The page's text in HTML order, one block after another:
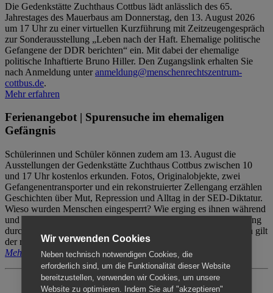
Die Gedenkstätte Zuchthaus Cottbus lädt anlässlich des 65.
Jahrestages des Mauerbaus am Donnerstag, den 13. August 2026
um 17 Uhr zu einer virtuellen Kurzführung mit Zeitzeugengespräch
zur Sonderausstellung „Leben nach der Haft. Ehemalige politische
Gefangene der DDR berichten“ ein. Mit dabei der ehemalige
politische Inhaftierte Bruno Hiller. Den Zugangslink erhalten Sie
nach Anmeldung unteranmeldung@menschenrechtszentrum-
cottbus.de.
Mehr erfahren
Ferienangebot | Spurensuche im ehemaligen
Gefängnis
Schülerinnen und Schüler können zudem am 13. August die
Ausstellungen der Gedenkstätte Zuchthaus Cottbus zwischen 10
und 17 Uhr kostenlos erkunden. Fotos, Originalobjekte, zwei
Gefangenentransporter und ein rekonstruierter Zellengang erzählen
Geschichten über Mut, Repression und Alltag in der SED-Diktatur.
Wieso wurden Menschen eingesperrt? Wie erging es ihnen während
und nach der Haft? Der Besuch erfolgt individuell ohne Betreuung
durch das Menschenrechtszentrum Cottbus. Für Begleitpersonen gilt
der reguläre Eintritt (8€ / ermäßigt 5€).
Mehr erfahren
Wir verwenden Cookies
Neben technisch notwendigen Cookies, die
erforderlich sind, um die Funktionalität dieser Website
bereitzustellen, verwenden wir Cookies, um unsere
Website zu optimieren. Indem Sie auf "akzeptieren"